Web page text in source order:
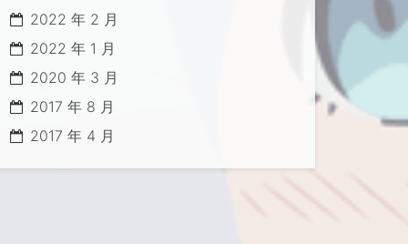
2022 年 2 月
2022 年 1 月
2020 年 3 月
2017 年 8 月
2017 年 4 月